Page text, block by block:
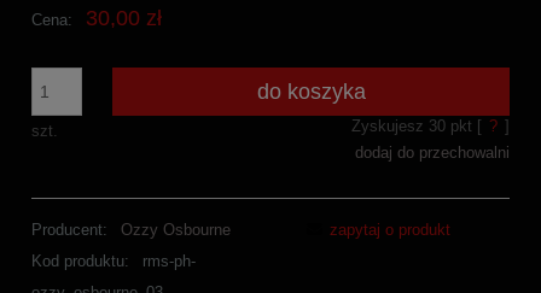
Cena: 30,00 zł
szt.
do koszyka
Zyskujesz 30pkt [ ? ]
dodaj do przechowalni
Producent:
Ozzy Osbourne
Kod produktu:
rms-ph-
zapytaj o produkt